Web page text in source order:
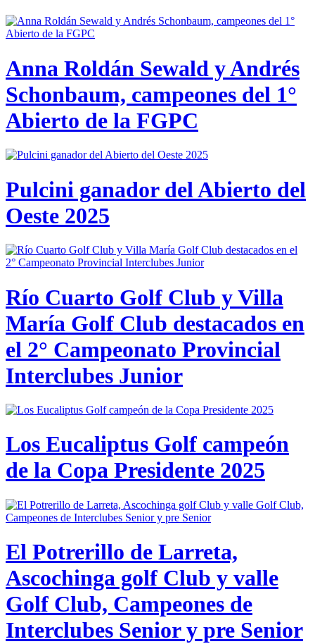
Anna Roldán Sewald y Andrés
Schonbaum, campeones del 1°
Abierto de la FGPC
Pulcini ganador del Abierto del
Oeste 2025
Río Cuarto Golf Club y Villa
María Golf Club destacados en
el 2° Campeonato Provincial
Interclubes Junior
Los Eucaliptus Golf campeón
de la Copa Presidente 2025
El Potrerillo de Larreta,
Ascochinga golf Club y valle
Golf Club, Campeones de
Interclubes Senior y pre Senior